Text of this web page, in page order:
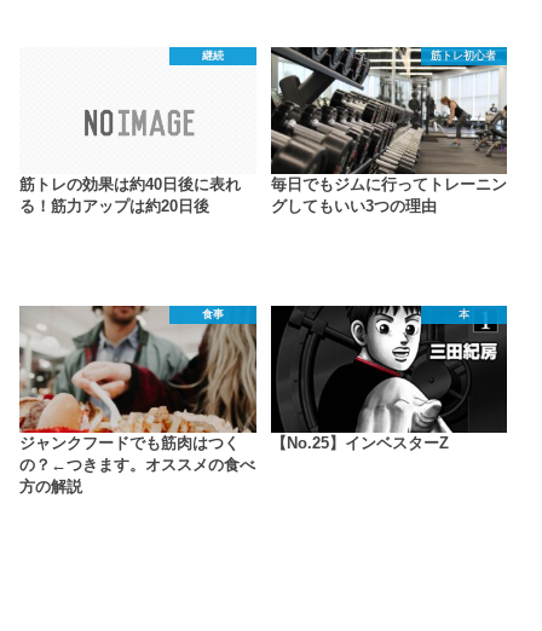
継続
筋トレの効果は約40日後に表れ
る！筋力アップは約20日後
筋トレ初心者
毎日でもジムに行ってトレーニン
グしてもいい3つの理由
食事
ジャンクフードでも筋肉はつく
の？←つきます。オススメの食べ
方の解説
本
【No.25】インベスターZ